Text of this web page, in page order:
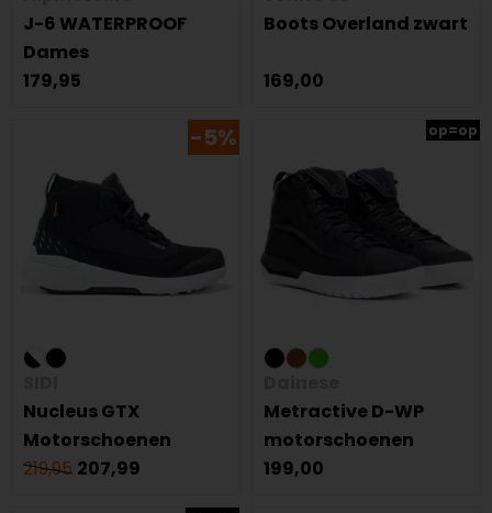
J-6 WATERPROOF
Dames
179,95
Boots Overland zwart
169,00
-5%
Nucleus GTX
Motorschoenen
219,95 207,99
op=op
Metractive D-WP
motorschoenen
199,00